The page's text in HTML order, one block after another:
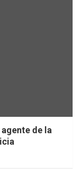
de la